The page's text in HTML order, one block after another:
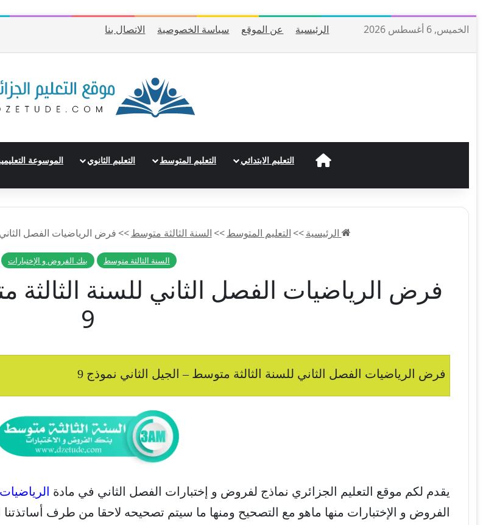
الخميس, 6 أغسطس 2026 الرئيسية عن الموقع سياسة الخصوصية الاتصال بنا
الرئيسيةالتعليم الابتدائي التعليم المتوسط التعليم الثانوي الموسوعة
الرئيسية >>التعليم المتوسط >>السنة الثالثة متوسط >>فرض الرياضيات الفصل الثاني
السنة الثالثة متوسط بنك الفروض و الإختبارات
فرض الرياضيات الفصل الثاني للسنة الثالثة
9
فرض الرياضيات الفصل الثاني للسنة الثالثة متوسط – الجيل الثاني نموذج 9
يقدم لكم موقع التعليم الجزائري نماذج لفروض و إختبارات الفصل الثاني في مادة الرياضيات
الفروض و الإختبارات منها ماهو مع التصحيح ومنها ما سيتم تصحيحه لاحقا من طرف أساتذتنا